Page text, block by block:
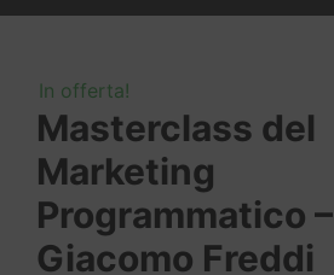
In offerta!
Masterclass del
Marketing
Programmatico –
Giacomo Freddi